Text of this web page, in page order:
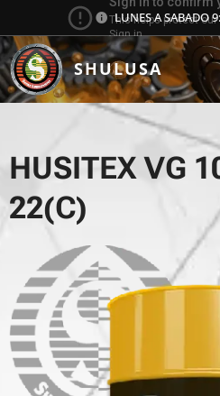
LUNES A SABADO
SHULUSA
HUSITEX VG
22(C)